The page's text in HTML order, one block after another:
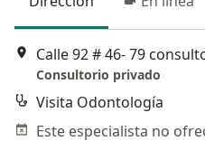
Calle 92 # 46- 79
Consultorio privado
Visita Odontología